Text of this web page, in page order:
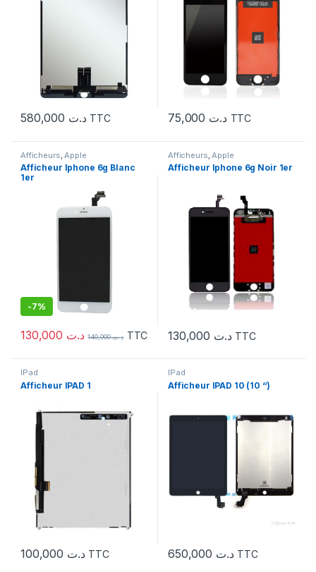
د.ت TTC د.ت TTC
Afficheurs Apple
Afficheur Iphone 6g Blanc
1er
-7%
د.ت د.ت140,000 TTC
Afficheurs Apple
Afficheur Iphone 6g Noir 1er
د.ت TTC
IPad
Afficheur IPAD 1
د.ت TTC
IPad
Afficheur IPAD 10 (10 “)
د.ت TTC